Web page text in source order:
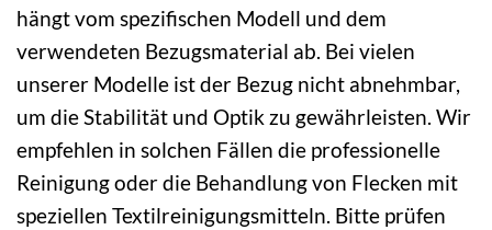
hängt vom spezifischen Modell und dem
verwendeten Bezugsmaterial ab. Bei vielen
unserer Modelle ist der Bezug nicht abnehmbar,
um die Stabilität und Optik zu gewährleisten. Wir
empfehlen in solchen Fällen die professionelle
Reinigung oder die Behandlung von Flecken mit
speziellen Textilreinigungsmitteln. Bitte prüfen